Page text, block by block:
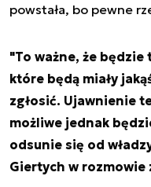
powstała, bo pewne
"To ważne, że
które będą miały
zgłosić. Ujawnienie
możliwe jednak
odsunie się od
Giertych w rozmowie